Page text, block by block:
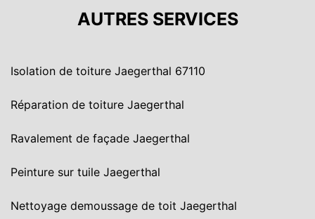
AUTRES SERVICES
Isolation de toiture Jaegerthal 67110
Réparation de toiture Jaegerthal
Ravalement de façade Jaegerthal
Peinture sur tuile Jaegerthal
Nettoyage demoussage de toit Jaegerthal